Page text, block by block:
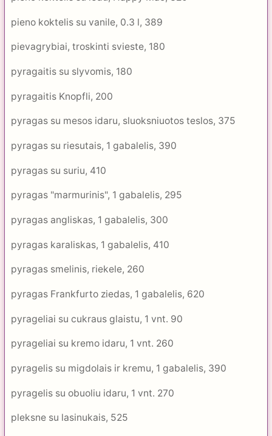
pieno koktelis su vanile, 0.3 l, 389
pievagrybiai, troskinti svieste, 180
pyragaitis su slyvomis, 180
pyragaitis Knopfli, 200
pyragas su mesos idaru, sluoksniuotos teslos, 375
pyragas su riesutais, 1 gabalelis, 390
pyragas su suriu, 410
pyragas "marmurinis", 1 gabalelis, 295
pyragas angliskas, 1 gabalelis, 300
pyragas karaliskas, 1 gabalelis, 410
pyragas smelinis, riekele, 260
pyragas Frankfurto ziedas, 1 gabalelis, 620
pyrageliai su cukraus glaistu, 1 vnt. 90
pyrageliai su kremo idaru, 1 vnt. 260
pyragelis su migdolais ir kremu, 1 gabalelis, 390
pyragelis su obuoliu idaru, 1 vnt. 270
pleksne su lasinukais, 525